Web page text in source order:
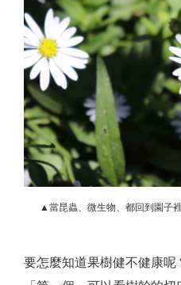
▲當昆蟲、微生物、都回到園子
要怎麼知道果樹健不健康呢